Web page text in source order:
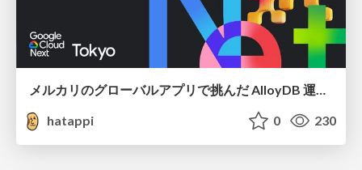
メルカリのグローバルアプリで挑んだ AlloyDB 運用と課題解決の実践記
hatappi
0 230